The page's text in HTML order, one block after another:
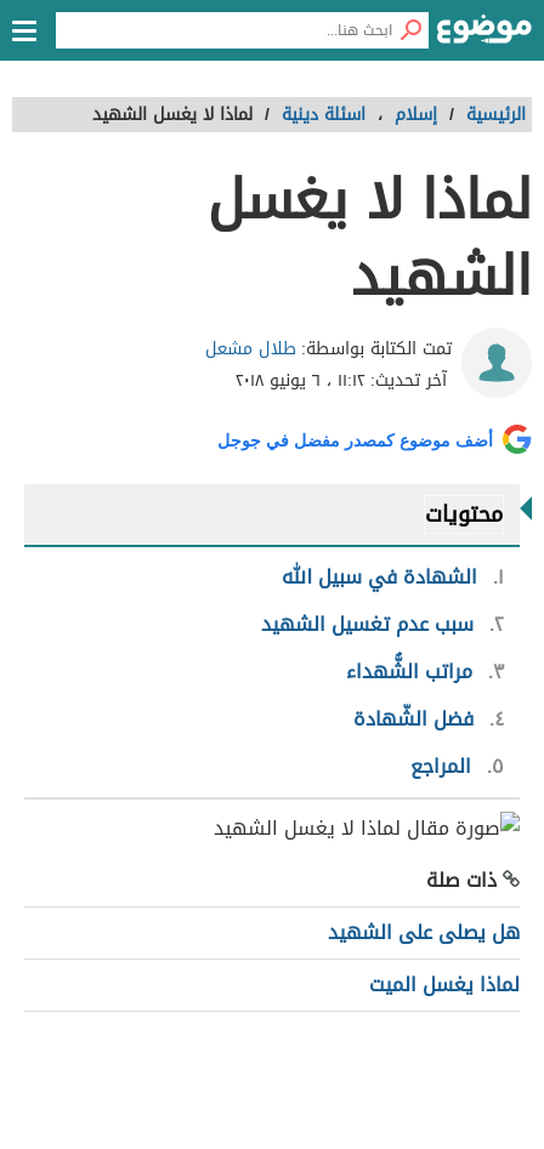
الرئيسية / إسلام ، اسئلة دينية / لماذا لا يغسل الشهيد
لماذا لا يغسل
الشهيد
تمت الكتابة بواسطة: طلال مشعل
آخر تحديث:١١:١٢ ، ٦ يونيو ٢٠١٨
أضف موضوع كمصدر مفضل في جوجل
محتويات
١
الشهادة في سبيل الله
٢ سبب عدم تغسيل الشهيد
٣ مراتب الشُّهداء
٤ فضل الشّهادة
٥
المراجع
ذات صلة
هل يصلى على الشهيد
لماذا يغسل الميت